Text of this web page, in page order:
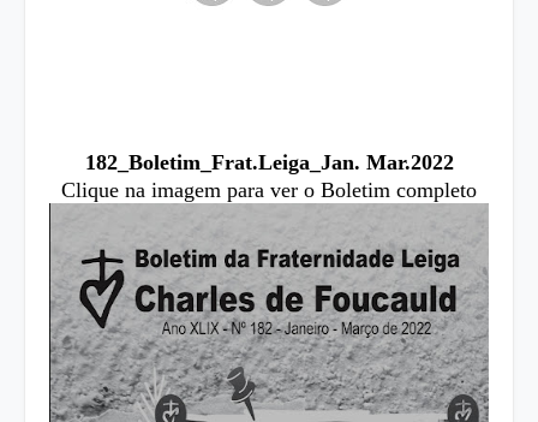
182_Boletim_Frat.Leiga_Jan. Mar.2022
Clique na imagem para ver o Boletim completo